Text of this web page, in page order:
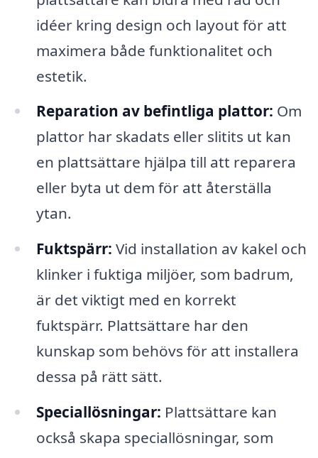
idéer kring design och layout för att
maximera både funktionalitet och
estetik.
Reparation av befintliga plattor: Om
plattor har skadats eller slitits ut kan
en plattsättare hjälpa till att reparera
eller byta ut dem för att återställa
ytan.
Fuktspärr: Vid installation av kakel och
klinker i fuktiga miljöer, som badrum,
är det viktigt med en korrekt
fuktspärr. Plattsättare har den
kunskap som behövs för att installera
dessa på rätt sätt.
Speciallösningar: Plattsättare kan
också skapa speciallösningar, som